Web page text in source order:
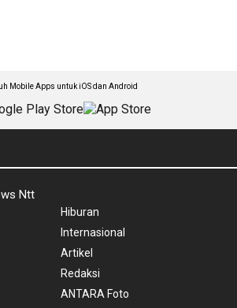
Mobile Apps untuk iOS dan Android
Ntt
Hiburan
Internasional
Artikel
Redaksi
ANTARA Foto